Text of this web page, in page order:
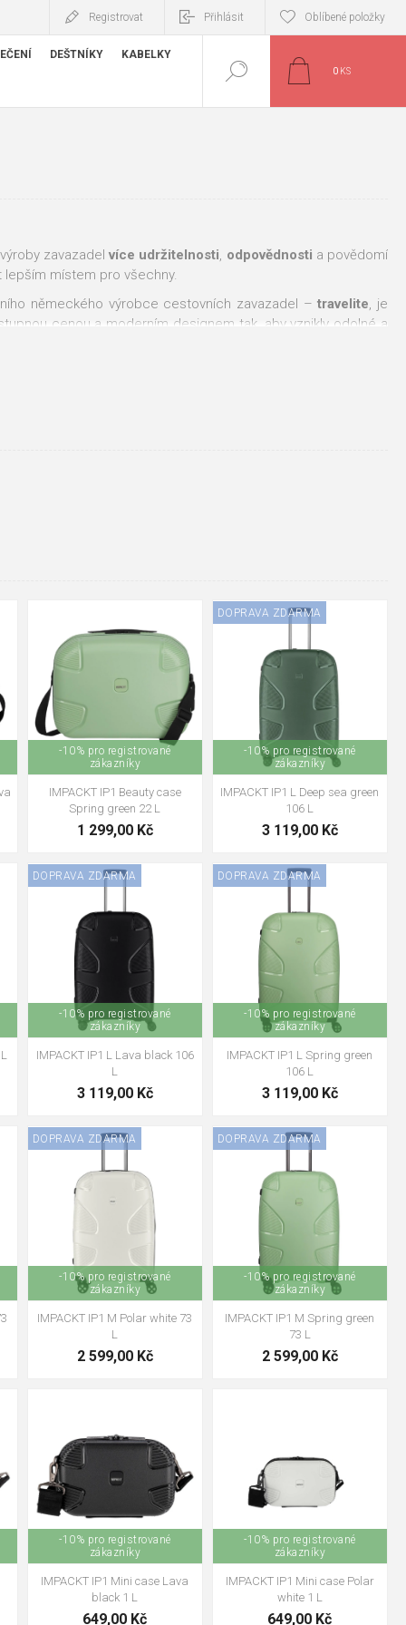
Registrovat Přihlásit Oblíbené položky
DEŠTNÍKY KABELKY
0 KS
zavazadelvíce udržitelnosti, odpovědnosti a povědomí
lepším místem pro všechny.
německého výrobce cestovních zavazadel – travelite, je
cenou a moderním designem tak, aby vznikly odolné a
zvládnout ustátněkolik volných pádů
současně.
svou uhlíkovou stopu
a také kontroluje, zda použité
-10% pro registrované
zákazníky
IMPACKT IP1 Beauty case
Spring green 22 L
1 299,00 Kč
DOPRAVA ZDARMA
-10% pro registrované
zákazníky
IMPACKT IP1 L Deep sea green
106 L
3 119,00 Kč
DOPRAVA ZDARMA
-10% pro registrované
zákazníky
IMPACKT IP1 L Lava black 106
L
3 119,00 Kč
DOPRAVA ZDARMA
-10% pro registrované
zákazníky
IMPACKT IP1 L Spring green
106 L
3 119,00 Kč
DOPRAVA ZDARMA
-10% pro registrované
zákazníky
IMPACKT IP1 M Polar white 73
L
2 599,00 Kč
DOPRAVA ZDARMA
-10% pro registrované
zákazníky
IMPACKT IP1 M Spring green
73 L
2 599,00 Kč
-10% pro registrované
zákazníky
IMPACKT IP1 Mini case Lava
black 1 L
649,00 Kč
-10% pro registrované
zákazníky
IMPACKT IP1 Mini case Polar
white 1 L
649,00 Kč